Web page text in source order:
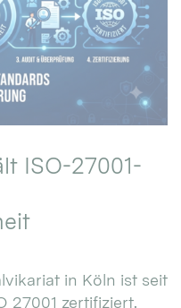
ISO-27001-
in Köln ist seit
27001 zertifiziert.